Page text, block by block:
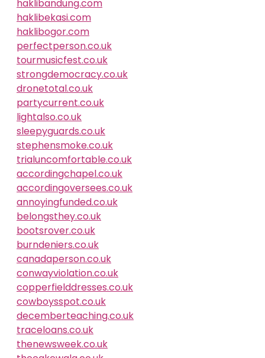
haklibandung.com
haklibekasi.com
haklibogor.com
perfectperson.co.uk
tourmusicfest.co.uk
strongdemocracy.co.uk
dronetotal.co.uk
partycurrent.co.uk
lightalso.co.uk
sleepyguards.co.uk
stephensmoke.co.uk
trialuncomfortable.co.uk
accordingchapel.co.uk
accordingoversees.co.uk
annoyingfunded.co.uk
belongsthey.co.uk
bootsrover.co.uk
burndeniers.co.uk
canadaperson.co.uk
conwayviolation.co.uk
copperfielddresses.co.uk
cowboysspot.co.uk
decemberteaching.co.uk
traceloans.co.uk
thenewsweek.co.uk